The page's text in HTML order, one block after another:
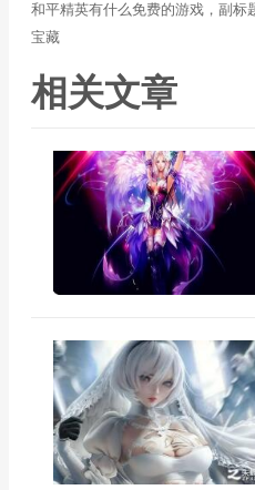
和平精英有什么免费的游戏，副标
宝藏
相关文章